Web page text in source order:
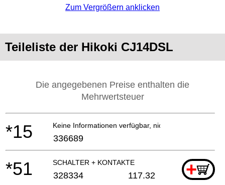
Zum Vergrößern anklicken
Teileliste der Hikoki CJ14DSL
Die angegebenen Preise enthalten die
Mehrwertsteuer
Keine Informationen verfügbar, nicht bestellbar
*15 336689
SCHALTER + KONTAKTE +
*51 328334 117.32